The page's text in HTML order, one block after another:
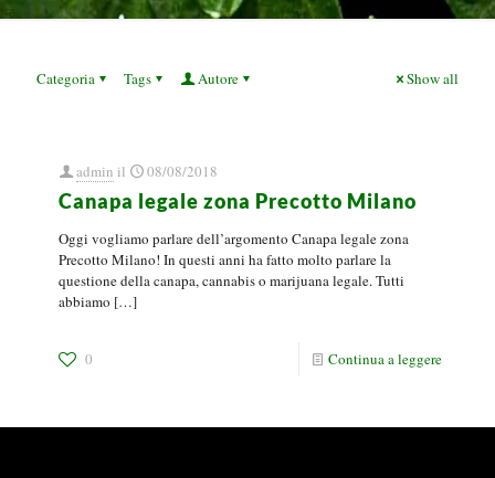
Categoria Tags Autore Show all
admin il 08/08/2018
Canapa legale zona Precotto Milano
Oggi vogliamo parlare dell’argomento Canapa legale zona
Precotto Milano! In questi anni ha fatto molto parlare la
questione della canapa, cannabis o marijuana legale. Tutti
abbiamo […]
0 Continua a leggere